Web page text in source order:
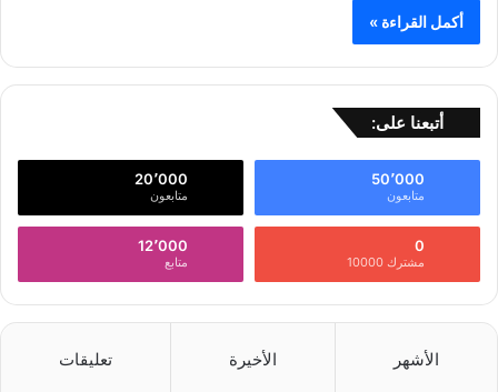
أكمل القراءة »
أتبعنا على:
50٬000
متابعون
20٬000
متابعون
0
مشترك 10000
12٬000
متابع
الأشهر الأخيرة تعليقات